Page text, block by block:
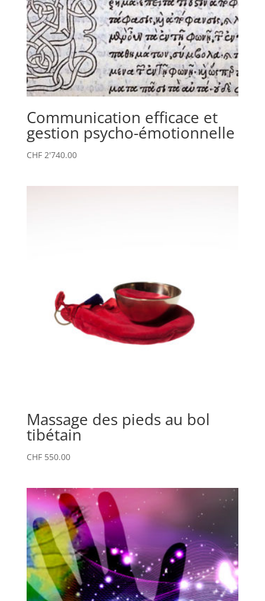
Communication efficace et
gestion psycho-émotionnelle
CHF2'740.00
Massage des pieds au bol
tibétain
CHF550.00